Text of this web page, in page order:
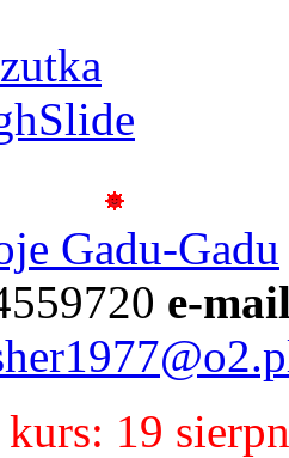
Gadu-Gadu
e-
19